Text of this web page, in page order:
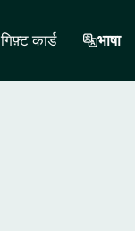
गिफ़्ट कार्ड भाषा